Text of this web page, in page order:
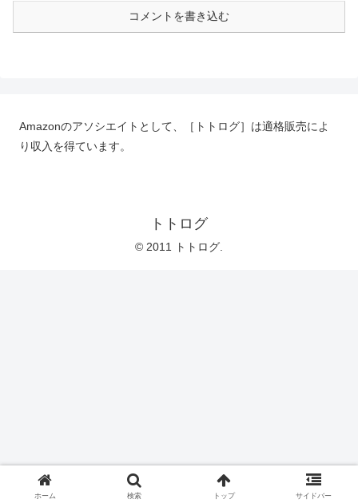
コメントを書き込む
Amazonのアソシエイトとして、［トトログ］は適格販売によ
り収入を得ています。
トトログ
© 2011 トトログ.
ホーム 検索 トップ サイドバー